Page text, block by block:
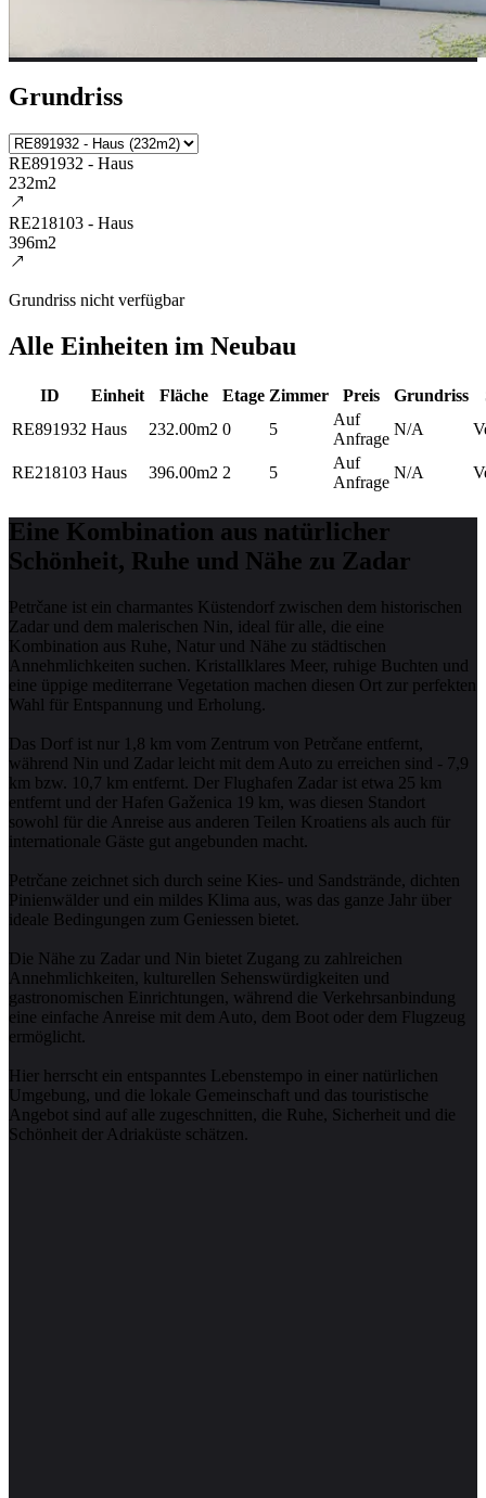
Grundriss
RE891932 - Haus
232m2
RE218103 - Haus
396m2
Grundriss nicht verfügbar
Alle Einheiten im Neubau
ID Einheit Fläche Etage Zimmer Preis Grundriss
RE891932 Haus 232.00m2 0 5
Auf
Anfrage
N/A
RE218103 Haus 396.00m2 2 5
Auf
Anfrage
N/A
Eine Kombination aus natürlicher
Schönheit, Ruhe und Nähe zu Zadar
Petrčane ist ein charmantes Küstendorf zwischen dem historischen
Zadar und dem malerischen Nin, ideal für alle, die eine
Kombination aus Ruhe, Natur und Nähe zu städtischen
Annehmlichkeiten suchen. Kristallklares Meer, ruhige Buchten und
eine üppige mediterrane Vegetation machen diesen Ort zur perfekten
Wahl für Entspannung und Erholung.
Das Dorf ist nur 1,8 km vom Zentrum von Petrčane entfernt,
während Nin und Zadar leicht mit dem Auto zu erreichen sind - 7,9
km bzw. 10,7 km entfernt. Der Flughafen Zadar ist etwa 25 km
entfernt und der Hafen Gaženica 19 km, was diesen Standort
sowohl für die Anreise aus anderen Teilen Kroatiens als auch für
internationale Gäste gut angebunden macht.
Petrčane zeichnet sich durch seine Kies- und Sandstrände, dichten
Pinienwälder und ein mildes Klima aus, was das ganze Jahr über
ideale Bedingungen zum Geniessen bietet.
Die Nähe zu Zadar und Nin bietet Zugang zu zahlreichen
Annehmlichkeiten, kulturellen Sehenswürdigkeiten und
gastronomischen Einrichtungen, während die Verkehrsanbindung
eine einfache Anreise mit dem Auto, dem Boot oder dem Flugzeug
ermöglicht.
Hier herrscht ein entspanntes Lebenstempo in einer natürlichen
Umgebung, und die lokale Gemeinschaft und das touristische
Angebot sind auf alle zugeschnitten, die Ruhe, Sicherheit und die
Schönheit der Adriaküste schätzen.